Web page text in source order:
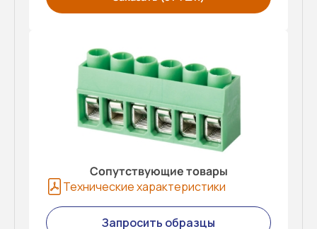
Сопутствующие товары
Технические характеристики
Запросить образцы